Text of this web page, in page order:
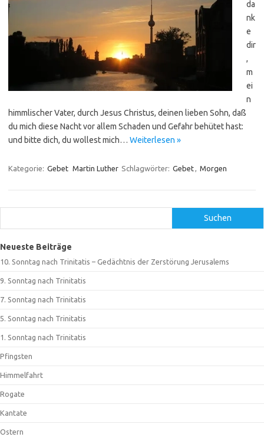
da
nk
e
dir
,
m
ei
n
himmlischer Vater, durch Jesus Christus, deinen lieben Sohn, daß
du mich diese Nacht vor allem Schaden und Gefahr behütet hast:
und bitte dich, du wollest mich… Weiterlesen »
Kategorie: Gebet Martin Luther Schlagwörter: Gebet, Morgen
Suchen
Neueste Beiträge
10. Sonntag nach Trinitatis – Gedächtnis der Zerstörung Jerusalems
9. Sonntag nach Trinitatis
7. Sonntag nach Trinitatis
5. Sonntag nach Trinitatis
1. Sonntag nach Trinitatis
Pfingsten
Himmelfahrt
Rogate
Kantate
Ostern